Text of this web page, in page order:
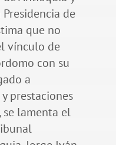
de
que no
vínculo de
con su
a
prestaciones
se lamenta el